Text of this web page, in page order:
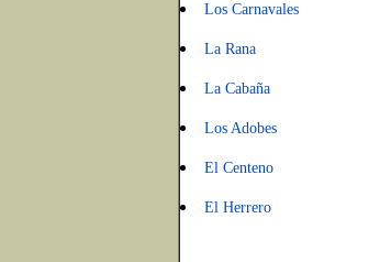
Los Carnavales
La Rana
La Cabaña
Los Adobes
El Centeno
El Herrero